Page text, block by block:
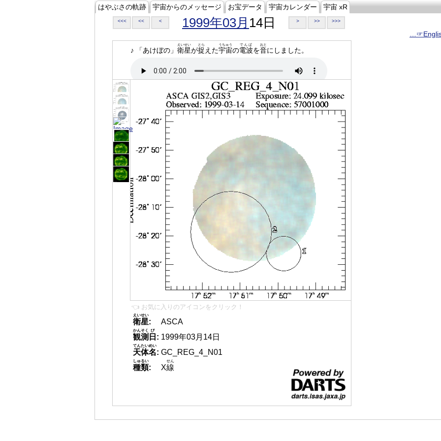
はやぶさの軌跡 宇宙からのメッセージ お宝データ 宇宙カレンダー 宇宙 xR
<<< << < 1999年03月 14日 > >> >>>
♪ 「あけぼの」 衛星
えいせい
が捉
とら
えた宇宙
うちゅう
の電波
でんぱ
を音
おと
にしました。
👈 お気に入りのアイコンをクリック！
衛星
えいせい
:
ASCA
観測
かんそく
日
び
: 1999年03月14日
天体名
てんたいめい
: GC_REG_4_N01
種類
しゅるい
: X線
せん